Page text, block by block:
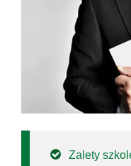
Zalety